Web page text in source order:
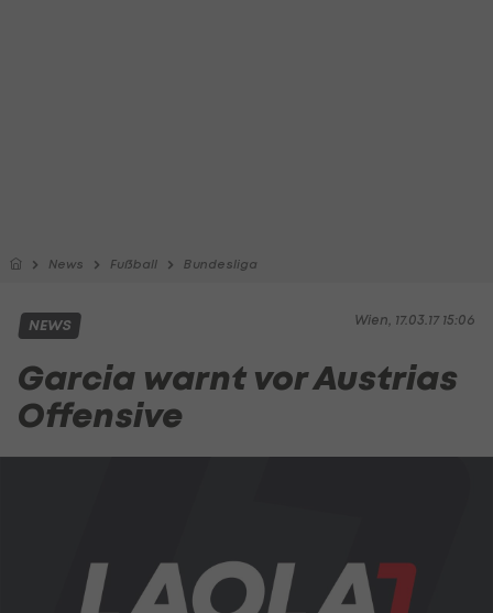
News Fußball Bundesliga
Wien, 17.03.17 15:06
NEWS
Garcia warnt vor Austrias
Offensive